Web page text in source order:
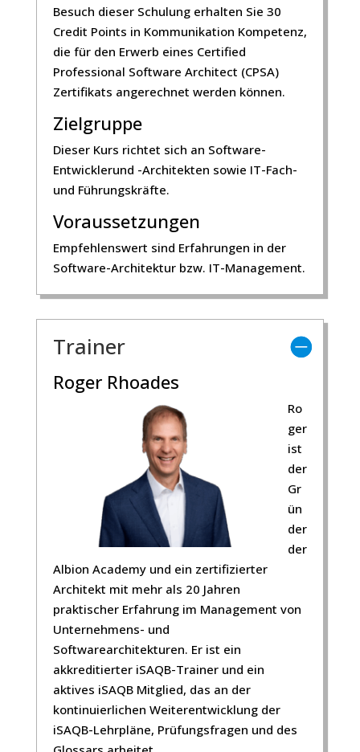
Besuch dieser Schulung erhalten Sie 30
Credit Points in Kommunikation Kompetenz,
die für den Erwerb eines Certified
Professional Software Architect (CPSA)
Zertifikats angerechnet werden können.
Zielgruppe
Dieser Kurs richtet sich an Software-
Entwicklerund -Architekten sowie IT-Fach-
und Führungskräfte.
Voraussetzungen
Empfehlenswert sind Erfahrungen in der
Software-Architektur bzw. IT-Management.
Trainer
Roger Rhoades
Ro
ger
ist
der
Gr
ün
der
der
Albion Academy und ein zertifizierter
Architekt mit mehr als 20 Jahren
praktischer Erfahrung im Management von
Unternehmens- und
Softwarearchitekturen. Er ist ein
akkreditierter iSAQB-Trainer und ein
aktives iSAQB Mitglied, das an der
kontinuierlichen Weiterentwicklung der
iSAQB-Lehrpläne, Prüfungsfragen und des